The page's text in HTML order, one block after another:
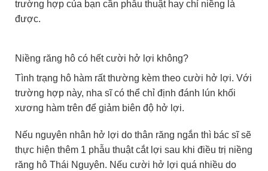
trường hợp của bạn cần phẫu thuật hay chỉ niềng là
được.
Niềng răng hô có hết cười hở lợi không?
Tình trạng hô hàm rất thường kèm theo cười hở lợi. Với
trường hợp này, nha sĩ có thể chỉ định đánh lún khối
xương hàm trên để giảm biên độ hở lợi.
Nếu nguyên nhân hở lợi do thân răng ngắn thì bác sĩ sẽ
thực hiện thêm 1 phẫu thuật cắt lợi sau khi điều trị niềng
răng hô Thái Nguyên. Nếu cười hở lợi quá nhiều do